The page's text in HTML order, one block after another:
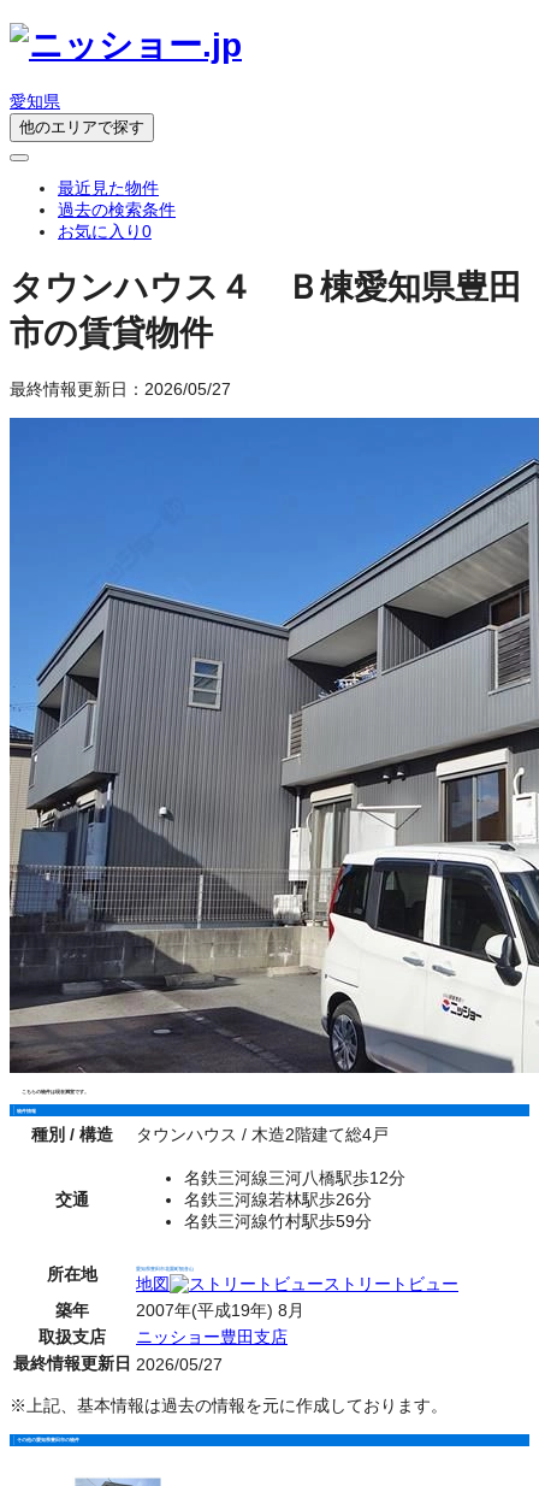
愛知県
他のエリアで探す
最近見た物件
過去の検索条件
お気に入り0
タウンハウス４ Ｂ棟愛知県豊田
市の賃貸物件
最終情報更新日：2026/05/27
こちらの物件は現在満室です。
物件情報
種別 / 構造 タウンハウス / 木造2階建て総4戸
交通
名鉄三河線三河八橋駅歩12分
名鉄三河線若林駅歩26分
名鉄三河線竹村駅歩59分
所在地 愛知県豊田市花園町観音山
地図
ストリートビュー
築年
2007年(平成19年) 8月
取扱支店
ニッショー豊田支店
最終情報更新日 2026/05/27
※上記、基本情報は過去の情報を元に作成しております。
その他の愛知県豊田市の物件